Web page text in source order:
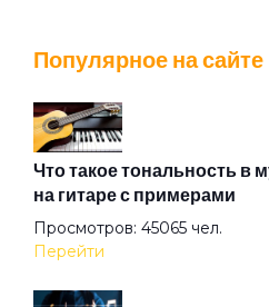
В аду
В подвенечном
Популярное на сайте
Что такое тональность в
на гитаре с примерами
Просмотров: 45065 чел.
Перейти